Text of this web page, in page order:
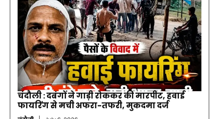
चंदौली : दबंगों ने गाड़ी रोककर की मारपीट, हवाई
फायरिंग से मची अफरा-तफरी, मुकदमा दर्ज